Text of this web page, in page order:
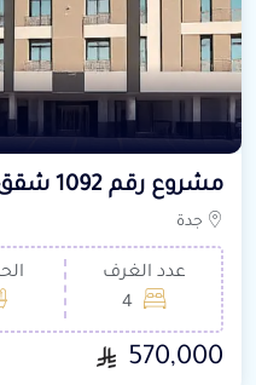
مشروع رقم 1092 شقق تملليك الموقع الجامعة
جدة
عدد الغرف
4
570,000